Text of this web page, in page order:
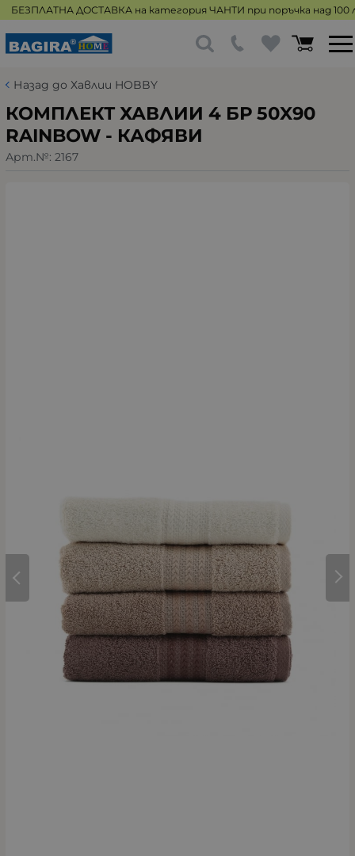
БЕЗПЛАТНА ДОСТАВКА на категория ЧАНТИ при поръчка над 100
Назад до Хавлии HOBBY
КОМПЛЕКТ ХАВЛИИ 4 БР 50X90
RAINBOW - КАФЯВИ
Арт.№: 2167